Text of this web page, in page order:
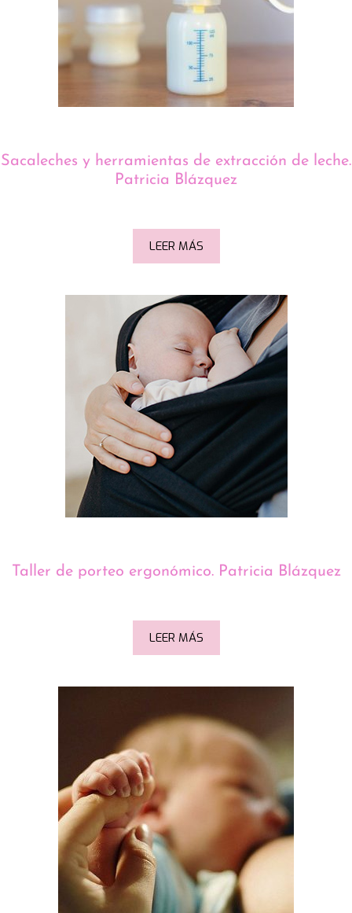
Sacaleches y herramientas de extracción de leche.
Patricia Blázquez
LEER MÁS
Taller de porteo ergonómico. Patricia Blázquez
LEER MÁS